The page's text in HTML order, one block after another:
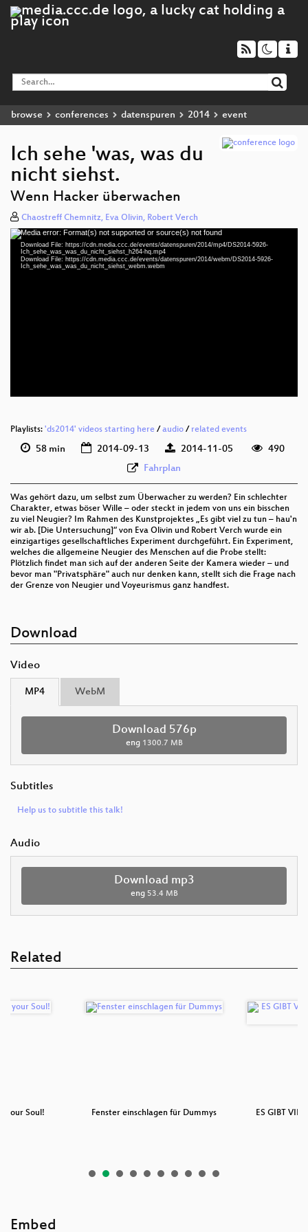
browse conferences datenspuren 2014 event
Ich sehe 'was, was du
nicht siehst.
Wenn Hacker überwachen
Chaostreff Chemnitz, Eva Olivin, Robert Verch
Video
Player
Media error: Format(s) not supported or source(s) not found
Download File: https://cdn.media.ccc.de/events/datenspuren/2014/mp4/DS2014-5926-
Ich_sehe_was_was_du_nicht_siehst_h264-hq.mp4
Download File: https://cdn.media.ccc.de/events/datenspuren/2014/webm/DS2014-5926-
Ich_sehe_was_was_du_nicht_siehst_webm.webm
Playlists: 'ds2014' videos starting here /audio / related events
58 min 2014-09-13 2014-11-05
490
Fahrplan
Was gehört dazu, um selbst zum Überwacher zu werden? Ein schlechter
Charakter, etwas böser Wille – oder steckt in jedem von uns ein bisschen
zu viel Neugier? Im Rahmen des Kunstprojektes „Es gibt viel zu tun – hau'n
wir ab. [Die Untersuchung]“ von Eva Olivin und Robert Verch wurde ein
einzigartiges gesellschaftliches Experiment durchgeführt. Ein Experiment,
welches die allgemeine Neugier des Menschen auf die Probe stellt:
Plötzlich findet man sich auf der anderen Seite der Kamera wieder – und
bevor man "Privatsphäre" auch nur denken kann, stellt sich die Frage nach
der Grenze von Neugier und Voyeurismus ganz handfest.
Download
Video
MP4 WebM
Download 576p
eng 1300.7 MB
Subtitles
Help us to subtitle this talk!
Audio
Download mp3
eng 53.4 MB
Related
your Soul! Fenster einschlagen für Dummys
ES GIBT
Embed